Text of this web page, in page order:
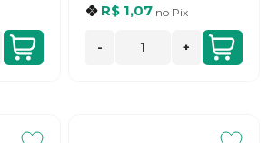
R$ 1,07 no Pix
- +